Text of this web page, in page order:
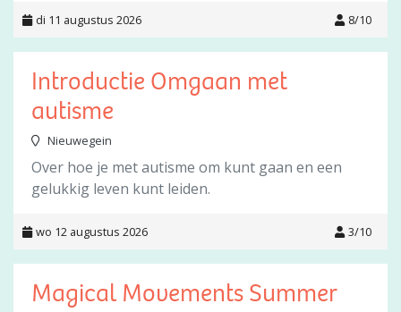
di 11 augustus 2026 8/10
Introductie Omgaan met
autisme
Nieuwegein
Over hoe je met autisme om kunt gaan en een
gelukkig leven kunt leiden.
wo 12 augustus 2026 3/10
Magical Movements Summer